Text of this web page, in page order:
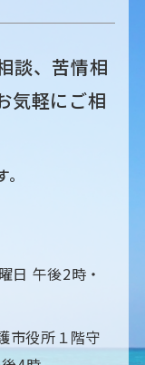
談、苦情相
気軽にご相
午後2時・
市役所１階守